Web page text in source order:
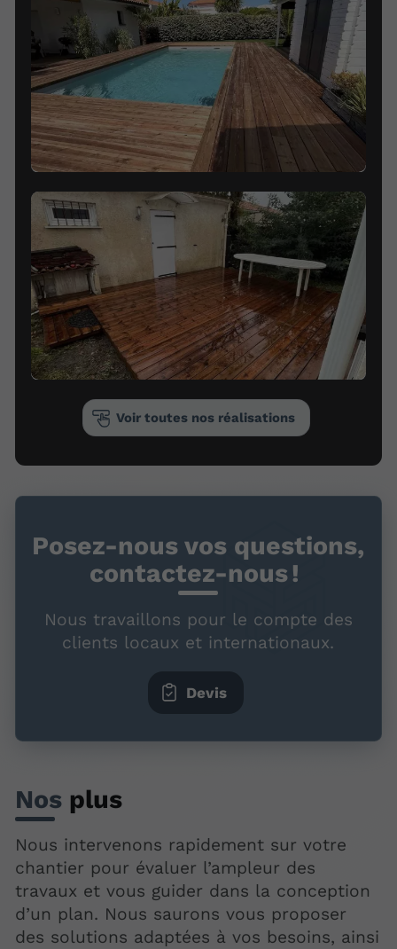
Voir toutes nos réalisations
Posez-nous vos questions,
contactez-nous !
Nous travaillons pour le compte des
clients locaux et internationaux.
Devis
Nos plus
Nous intervenons rapidement sur votre
chantier pour évaluer l’ampleur des
travaux et vous guider dans la conception
d’un plan. Nous saurons vous proposer
des solutions adaptées à vos besoins, ainsi